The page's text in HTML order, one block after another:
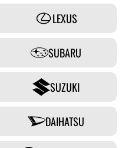
LEXUS
SUBARU
SUZUKI
DAIHATSU